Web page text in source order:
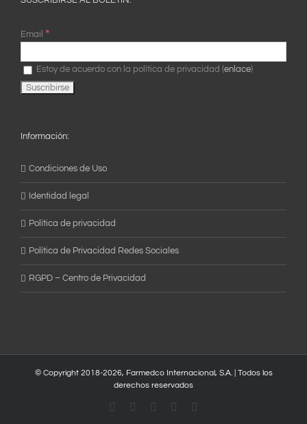
Email *
Estoy de acuerdo con la política de privacidad (enlace)
Información:
Condiciones de Uso
Identidad legal
Política de privacidad
Política de Privacidad Redes Sociales
RGPD – Centro de Privacidad
© Copyright 2018-2026, Farmedco Internacional, S.A. | Todos los
derechos reservados
InstagramFacebook YouTube